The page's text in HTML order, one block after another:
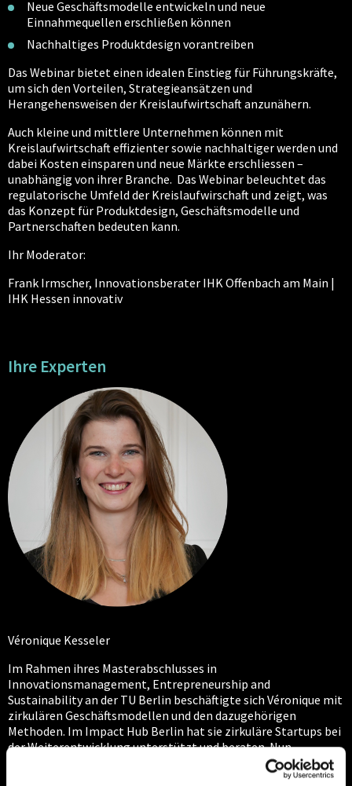
Neue Geschäftsmodelle entwickeln und neue
Einnahmequellen erschließen können
Nachhaltiges Produktdesign vorantreiben
Das Webinar bietet einen idealen Einstieg für Führungskräfte,
um sich den Vorteilen, Strategieansätzen und
Herangehensweisen der Kreislaufwirtschaft anzunähern.
Auch kleine und mittlere Unternehmen können mit
Kreislaufwirtschaft effizienter sowie nachhaltiger werden und
dabei Kosten einsparen und neue Märkte erschliessen –
unabhängig von ihrer Branche. Das Webinar beleuchtet das
regulatorische Umfeld der Kreislaufwirschaft und zeigt, was
das Konzept für Produktdesign, Geschäftsmodelle und
Partnerschaften bedeuten kann.
Ihr Moderator:
Frank Irmscher, Innovationsberater IHK Offenbach am Main |
IHK Hessen innovativ
Ihre Experten
Véronique Kesseler
Im Rahmen ihres Masterabschlusses in
Innovationsmanagement, Entrepreneurship and
Sustainability an der TU Berlin beschäftigte sich Véronique mit
zirkulären Geschäftsmodellen und den dazugehörigen
Methoden. Im Impact Hub Berlin hat sie zirkuläre Startups bei
der Weiterentwicklung unterstützt und beraten. Nun
unterstützt sie als Junior Advisor bei Taival Advisory
unterschiedliche Unternehmen bei der Transformation, um